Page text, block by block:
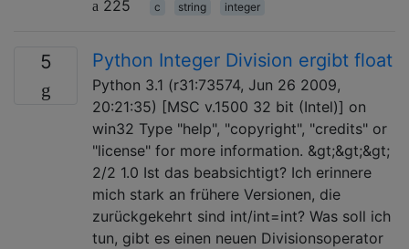
225
c string integer
5 Python Integer Division ergibt float
Python 3.1 (r31:73574, Jun 26 2009,
20:21:35) [MSC v.1500 32 bit (Intel)] on
win32 Type "help", "copyright", "credits" or
"license" for more information. &gt;&gt;&gt;
2/2 1.0 Ist das beabsichtigt? Ich erinnere
mich stark an frühere Versionen, die
zurückgekehrt sind int/int=int? Was soll ich
tun, gibt es einen neuen Divisionsoperator